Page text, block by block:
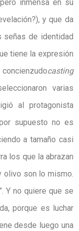
inmensa en su
y que da
señas de identidad
tiene la expresión
concienzudocasting
varias
al protagonista
supuesto no es
a tamaño casi
los que la abrazan
olivo son lo mismo.
Y no quiere que se
porque es luchar
desde luego una